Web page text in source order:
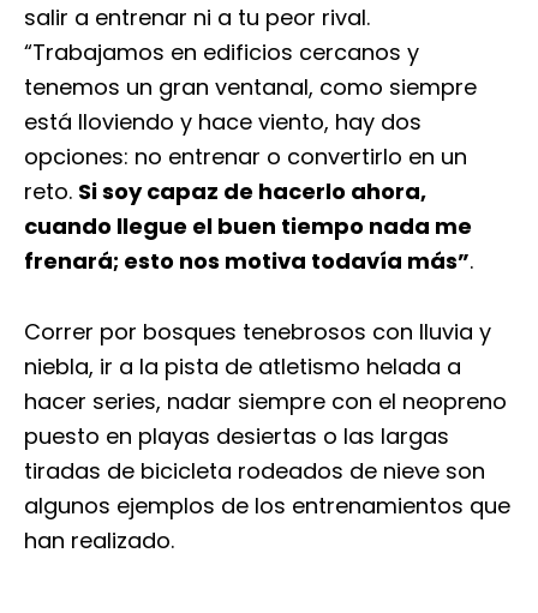
salir a entrenar ni a tu peor rival.
“Trabajamos en edificios cercanos y
tenemos un gran ventanal, como siempre
está lloviendo y hace viento, hay dos
opciones: no entrenar o convertirlo en un
reto. Si soy capaz de hacerlo ahora,
cuando llegue el buen tiempo nada me
frenará; esto nos motiva todavía más”.
Correr por bosques tenebrosos con lluvia y
niebla, ir a la pista de atletismo helada a
hacer series, nadar siempre con el neopreno
puesto en playas desiertas o las largas
tiradas de bicicleta rodeados de nieve son
algunos ejemplos de los entrenamientos que
han realizado.